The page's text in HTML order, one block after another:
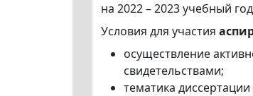
на 2022 – 2023 учебный
Условия для участия
осуществление
свидетельствами;
тематика